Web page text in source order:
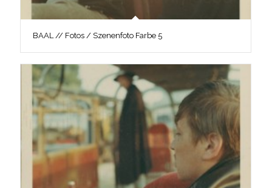
BAAL // Fotos / Szenenfoto Farbe 5